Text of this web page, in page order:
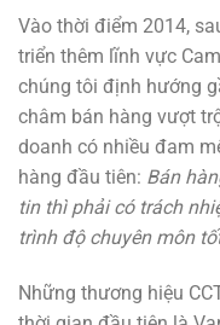
Vào thời điểm 2014,
triển thêm lĩnh vực
chúng tôi định hướng
châm bán hàng vượt
doanh có nhiều đam
hàng đầu tiên: Bán
tin thì phải có trách
trình độ chuyên môn
Những thương hiệu